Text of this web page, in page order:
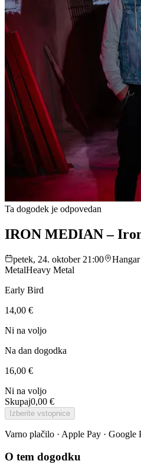
Ta dogodek je odpovedan
IRON MEDIAN –
petek, 24. oktober 21:00
MetalHeavy Metal
Early Bird
14,00 €
Ni na voljo
Na dan dogodka
16,00 €
Ni na voljo
Skupaj0,00 €
Izberite vstopnice
Varno plačilo · Apple Pay · Google
O tem dogodku